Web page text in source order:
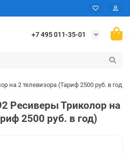
+7 495 011-35-01
на 2 телевизора (Тариф 2500 руб. в год)
Ресиверы Триколор на
2500 руб. в год)